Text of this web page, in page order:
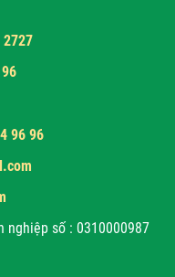
2727
96 96
nghiệp số : 0310000987